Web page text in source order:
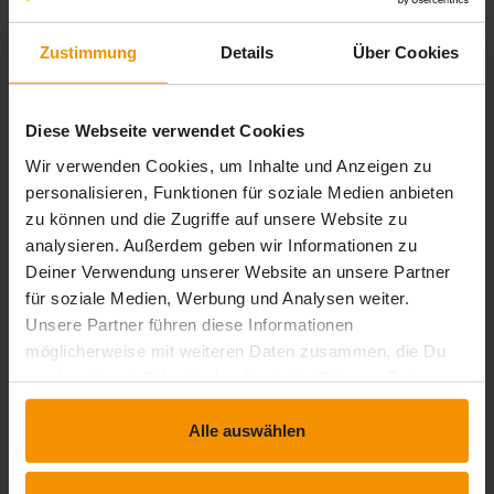
Zustimmung Details Über Cookies
Diese Webseite verwendet Cookies
Wir verwenden Cookies, um Inhalte und Anzeigen zu
personalisieren, Funktionen für soziale Medien anbieten
zu können und die Zugriffe auf unsere Website zu
analysieren. Außerdem geben wir Informationen zu
Deiner Verwendung unserer Website an unsere Partner
für soziale Medien, Werbung und Analysen weiter.
Unsere Partner führen diese Informationen
möglicherweise mit weiteren Daten zusammen, die Du
Nutzung der Dienste gesammelt haben.
Alle auswählen
Zertifizierungsvorbereitung (Kurs 3)
4.7 / 5 4.7 (11 Bewertungen)
Die Zielgerade zur IPMA® Level D-Zertifizierung:
Spezialwissen, IPMA®-konformer Report und
umfassendes Prüfungstraining.
8 Std. 15 Min.